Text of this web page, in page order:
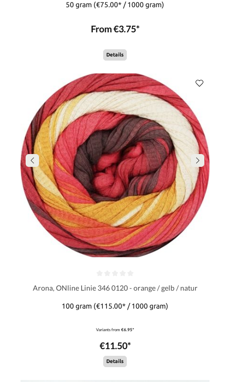
50 gram (€75.00* / 1000 gram)
From €3.75*
Details
Arona, ONline Linie 346 0120 - orange / gelb / natur
100 gram (€115.00* / 1000 gram)
Variants from €6.95*
€11.50*
Details